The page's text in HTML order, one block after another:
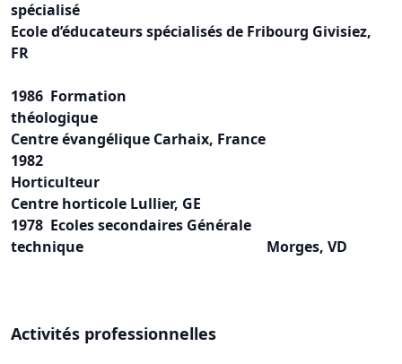
spécialisé
Ecole d’éducateurs spécialisés de Fribourg Givisiez,
FR
1986 Formation
théologique
Centre évangélique Carhaix, France
1982
Centre horticole Lullier, GE
1978 Ecoles secondaires Générale
technique Morges, VD
Activités professionnelles